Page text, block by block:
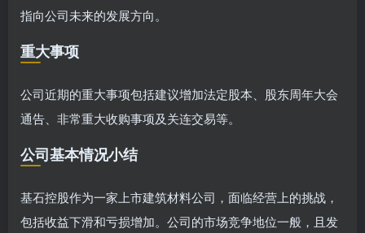
指向公司未来的发展方向。
重大事项
公司近期的重大事项包括建议增加法定股本、股东周年大会
通告、非常重大收购事项及关连交易等。
公司基本情况小结
基石控股作为一家上市建筑材料公司，面临经营上的挑战，
包括收益下滑和亏损增加。公司的市场竞争地位一般，且发